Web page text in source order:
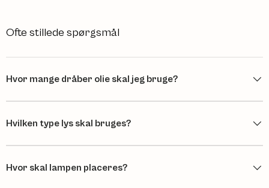
Ofte stillede spørgsmål
Hvor mange dråber olie skal jeg bruge?
Hvilken type lys skal bruges?
Hvor skal lampen placeres?